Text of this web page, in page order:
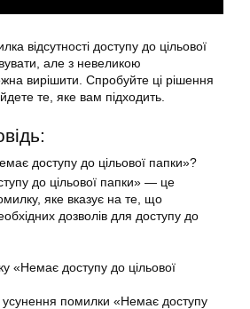
відсутності доступу до цільової
але з невеликою
вирішити. Спробуйте ці рішення
те, яке вам підходить.
доступу до цільової папки»?
до цільової папки» — це
яке вказує на те, що
дозволів для доступу до
«Немає доступу до цільової
усунення помилки «Немає доступу